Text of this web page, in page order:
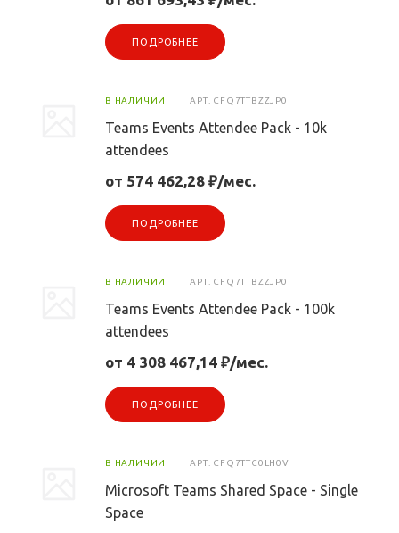
ПОДРОБНЕЕ
В НАЛИЧИИ АРТ. CFQ7TTBZZJP0
Teams Events Attendee Pack - 10k
attendees
от 574 462,28 ₽/мес.
ПОДРОБНЕЕ
В НАЛИЧИИ АРТ. CFQ7TTBZZJP0
Teams Events Attendee Pack - 100k
attendees
от 4 308 467,14 ₽/мес.
ПОДРОБНЕЕ
В НАЛИЧИИ АРТ. CFQ7TTC0LH0V
Microsoft Teams Shared Space - Single
Space